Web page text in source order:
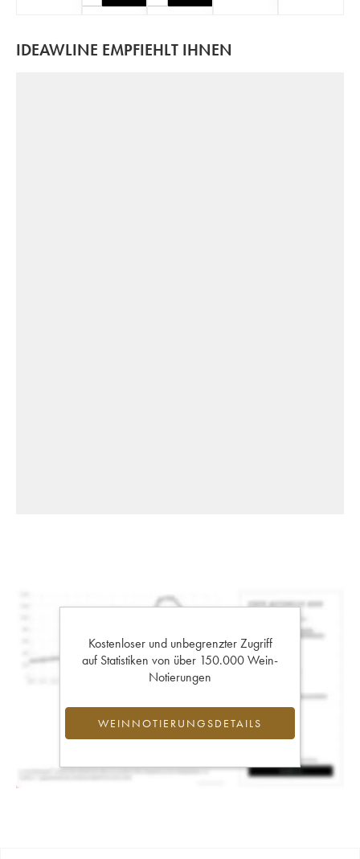
IDEAWLINE EMPFIEHLT IHNEN
Kostenloser und unbegrenzter Zugriff
auf Statistiken von über 150.000 Wein-
Notierungen
WEINNOTIERUNGSDETAILS